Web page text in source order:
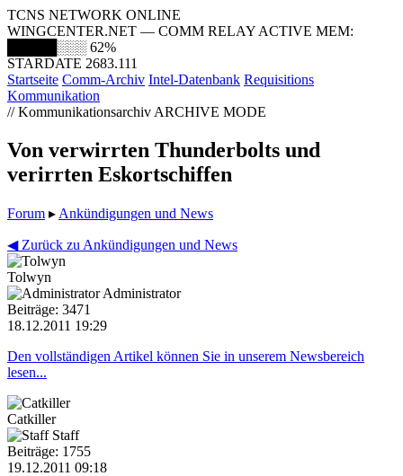
TCNS NETWORK ONLINE
WINGCENTER.NET — COMM RELAY ACTIVE MEM:
█████░░░ 62%
STARDATE 2683.111
Startseite Comm-Archiv Intel-Datenbank Requisitions
Kommunikation
// Kommunikationsarchiv ARCHIVE MODE
Von verwirrten Thunderbolts und
verirrten Eskortschiffen
Forum ▸ Ankündigungen und News
◀ Zurück zu Ankündigungen und News
Tolwyn
Administrator
Beiträge: 3471
18.12.2011 19:29
Den vollständigen Artikel können Sie in unserem Newsbereich
lesen...
Catkiller
Staff
Beiträge: 1755
19.12.2011 09:18